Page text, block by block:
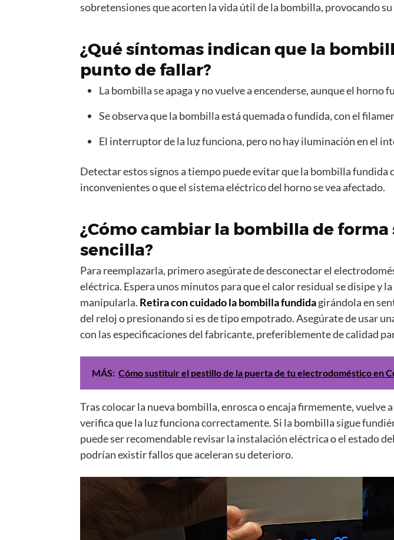
sobretensiones que acorten la vida útil de la bombilla, provocando
¿Qué síntomas indican que la
punto de fallar?
La bombilla se apaga y no vuelve a encenderse, aunque el horno
Se observa que la bombilla está quemada o fundida, con el
El interruptor de la luz funciona, pero no hay iluminación en el
Detectar estos signos a tiempo puede evitar que la bombilla fundida
inconvenientes o que el sistema eléctrico del horno se vea afectado.
¿Cómo cambiar la bombilla de forma
sencilla?
Para reemplazarla, primero asegúrate de desconectar el
eléctrica. Espera unos minutos para que el calor residual se disipe y
manipularla. Retira con cuidado la bombilla fundidagirándola en
del reloj o presionando si es de tipo empotrado. Asegúrate de usar
con las especificaciones del fabricante, preferiblemente de calidad
MÁS: Cómo sustituir el pestillo de la puerta de tu electrodoméstico en
Tras colocar la nueva bombilla, enrosca o encaja firmemente, vuelve
verifica que la luz funciona correctamente. Si la bombilla sigue
puede ser recomendable revisar la instalación eléctrica o el estado
podrían existir fallos que aceleran su deterioro.